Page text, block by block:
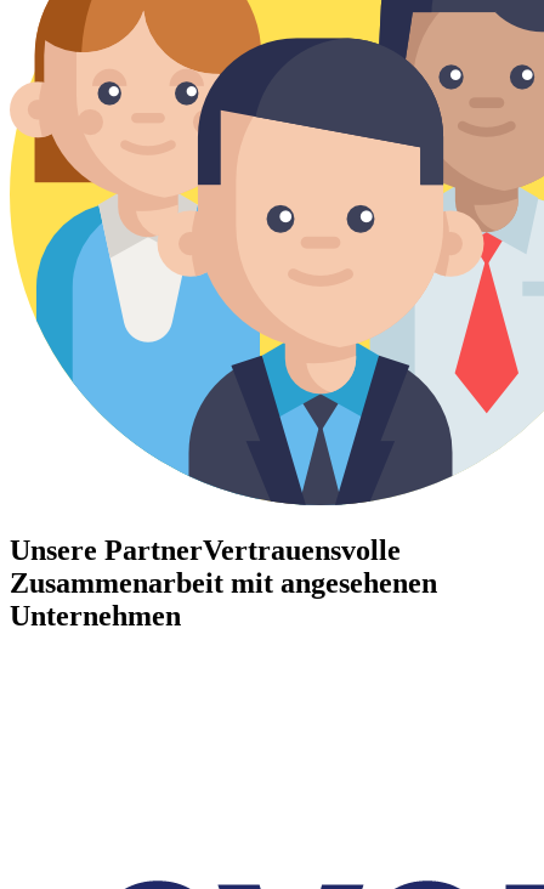
Unsere PartnerVertrauensvolle
Zusammenarbeit mit angesehenen
Unternehmen